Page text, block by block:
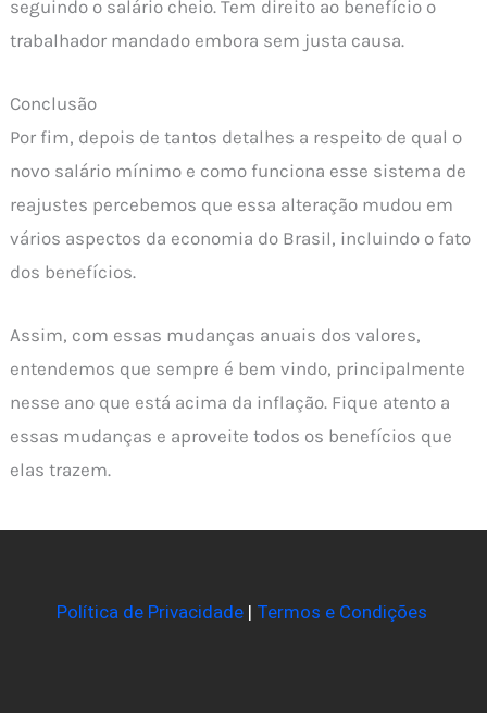
seguindo o salário cheio. Tem direito ao benefício o
trabalhador mandado embora sem justa causa.
Conclusão
Por fim, depois de tantos detalhes a respeito de qual o
novo salário mínimo e como funciona esse sistema de
reajustes percebemos que essa alteração mudou em
vários aspectos da economia do Brasil, incluindo o fato
dos benefícios.
Assim, com essas mudanças anuais dos valores,
entendemos que sempre é bem vindo, principalmente
nesse ano que está acima da inflação. Fique atento a
essas mudanças e aproveite todos os benefícios que
elas trazem.
Política de Privacidade| Termos e Condições